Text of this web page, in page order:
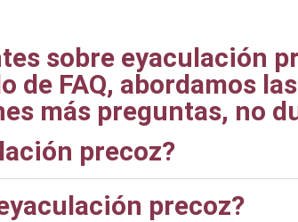
sobre eyaculación
de FAQ, abordamos
más preguntas, no
precoz?
precoz?